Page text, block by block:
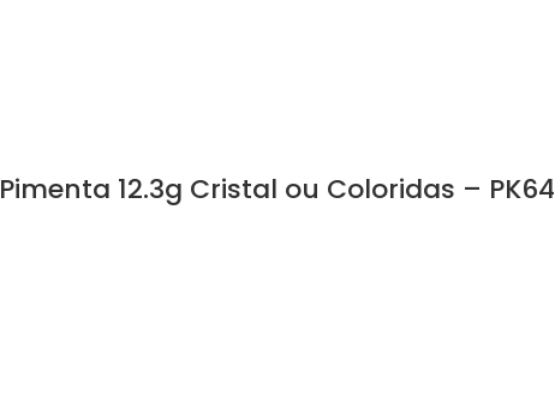
12.3g Cristal ou Coloridas – PK64